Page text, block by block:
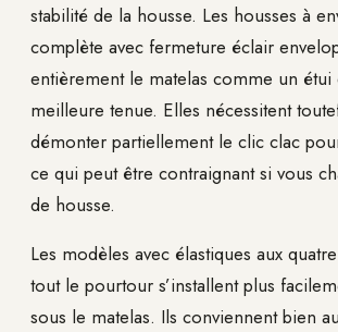
stabilité de la housse. Les housses à
complète avec fermeture éclair
entièrement le matelas comme un
meilleure tenue. Elles nécessitent
démonter partiellement le clic clac
ce qui peut être contraignant si vous
de housse.
Les modèles avec élastiques aux
tout le pourtour s’installent plus
sous le matelas. Ils conviennent bien